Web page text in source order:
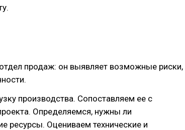
продаж: он выявляет возможные риски,
производства. Сопоставляем ее с
Определяемся, нужны ли
ресурсы. Оцениваем технические и